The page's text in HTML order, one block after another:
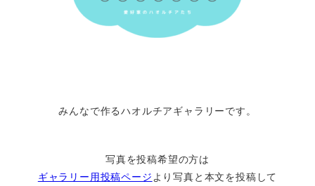
みんなで作るハオルチアギャラリーです。
写真を投稿希望の方は
ギャラリー用投稿ページ より写真と本文を投稿して